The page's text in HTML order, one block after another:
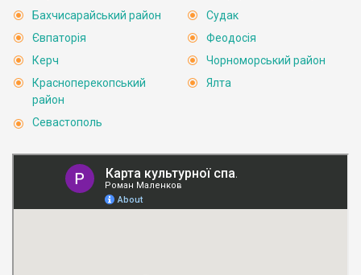
Бахчисарайський район
Євпаторія
Керч
Красноперекопський
район
Севастополь
Судак
Феодосія
Чорноморський район
Ялта